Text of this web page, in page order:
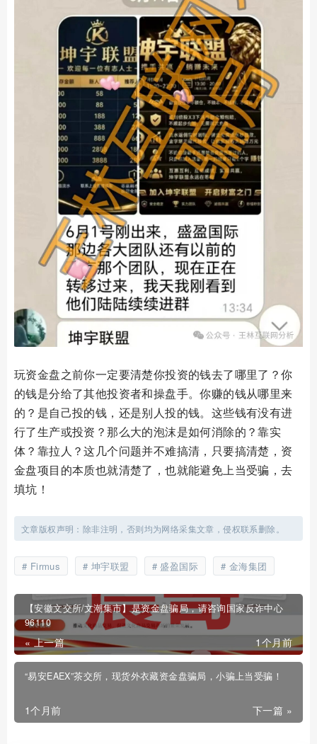
玩资金盘之前你一定要清楚你投资的钱去了哪里了？你
的钱是分给了其他投资者和操盘手。你赚的钱从哪里来
的？是自己投的钱，还是别人投的钱。这些钱有没有进
行了生产或投资？那么大的泡沫是如何消除的？靠实
体？靠拉人？这几个问题并不难搞清，只要搞清楚，资
金盘项目的本质也就清楚了，也就能避免上当受骗，去
填坑！
文章版权声明：除非注明，否则均为网络采集文章，侵权联系删除。
Firmus 坤宇联盟 盛盈国际 金海集团
【安徽文交所/文潮集市】是资金盘骗局，请咨询国家反诈中心
96110
« 上一篇 1个月前
“易安EAEX”茶交所，现货外衣藏资金盘骗局，小骗上当受骗！
下一篇 »
1个月前